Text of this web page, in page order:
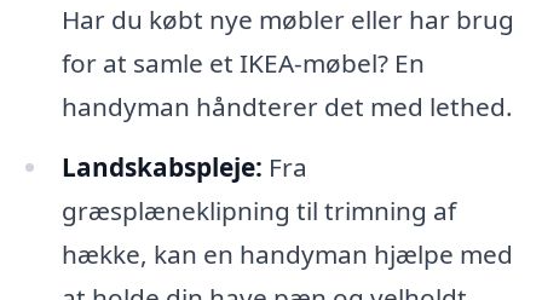
Har du købt nye møbler eller har brug
for at samle et IKEA-møbel? En
handyman håndterer det med lethed.
Landskabspleje: Fra
græsplæneklipning til trimning af
hække, kan en handyman hjælpe med